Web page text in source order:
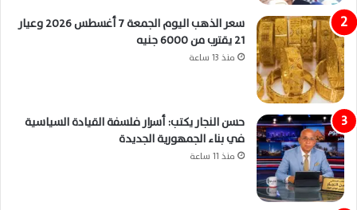
سعر الذهب اليوم الجمعة 7 أغسطس 2026 وعيار
21 يقترب من 6000 جنيه
منذ 13 ساعة
حسن النجار يكتب: أسرار فلسفة القيادة السياسية
في بناء الجمهورية الجديدة
منذ 11 ساعة